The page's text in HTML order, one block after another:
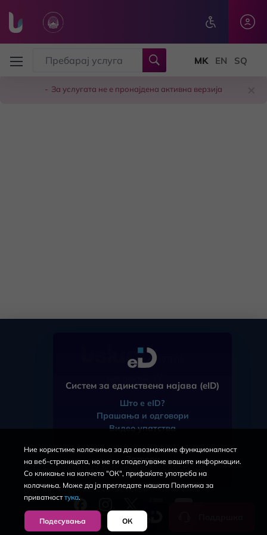
За услугата не е пронајдена активна верзија
ЧПП
eID
За порталот
Услови за користење
Политика за приватност
Систем за единствена најава (eID)
Што е eID?
Прашања и одговори
Видео упатства
Затвори
Ние користиме колачиња за да овозможиме функционалност
на веб-страницата, но не ги споделуваме вашите информации.
Со кликање на копчето "ОК", прифаќате употреба на
колачиња. Може да ја прегледате нашата Политика за
приватносттука.
Подесувања ОК